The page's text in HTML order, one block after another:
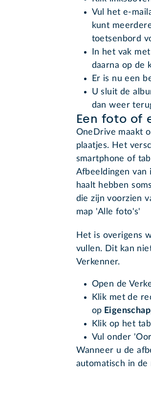
Vul het e-
kunt
toetsenbord
In het vak
daarna op de
Er is nu een
U sluit de
dan weer
Een foto of
OneDrive maakt
plaatjes. Het
smartphone of
Afbeeldingen
haalt hebben
die zijn voorzien
map 'Alle foto's'
Het is overigens
vullen. Dit kan
Verkenner.
Open de
Klik met de
op
Klik op het
Vul onder
Wanneer u de
automatisch in